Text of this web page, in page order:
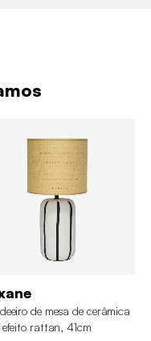
de mesa de cerâmica
rattan, 41cm